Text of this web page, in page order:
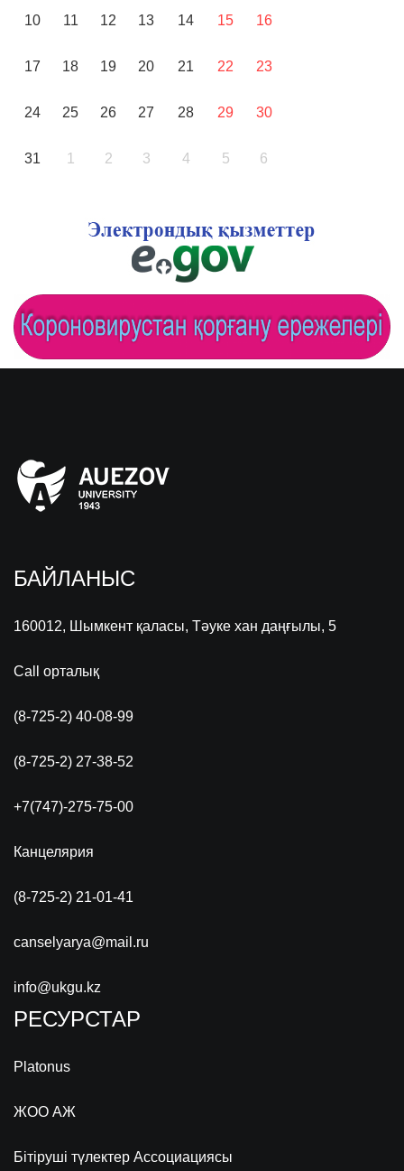
10 11 12 13 14 15 16
17 18 19 20 21 22 23
24 25 26 27 28 29 30
31 1 2 3 4 5 6
БАЙЛАНЫС
160012, Шымкент қаласы, Тәуке хан даңғылы, 5
Call орталық
(8-725-2) 40-08-99
(8-725-2) 27-38-52
+7(747)-275-75-00
Канцелярия
(8-725-2) 21-01-41
canselyarya@mail.ru
info@ukgu.kz
РЕСУРСТАР
Platonus
ЖОО АЖ
Бітіруші түлектер Ассоциациясы